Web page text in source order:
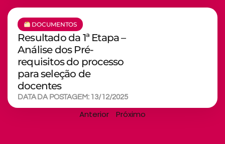
DOCUMENTOS
Resultado da 1ª Etapa –
Análise dos Pré-
requisitos do processo
para seleção de
docentes
DATA DA POSTAGEM: 13/12/2025
Anterior Próximo